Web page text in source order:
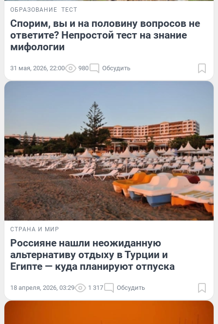
ОБРАЗОВАНИЕ ТЕСТ
Спорим, вы и на половину вопросов не
ответите? Непростой тест на знание
мифологии
31 мая, 2026, 22:00 980 Обсудить
СТРАНА И МИР
Россияне нашли неожиданную
альтернативу отдыху в Турции и
Египте — куда планируют отпуска
18 апреля, 2026, 03:29 1 317 Обсудить